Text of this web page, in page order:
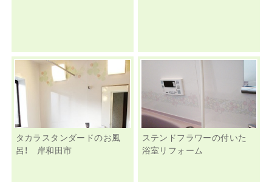
タカラスタンダードのお風
呂！ 岸和田市
ステンドフラワーの付いた
浴室リフォーム